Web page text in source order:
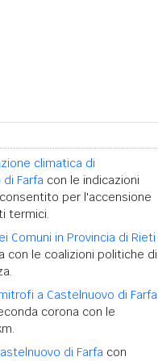
climatica di
di Farfa con le indicazioni
per l'accensione
termici.
Comuni in Provincia di Rieti
con le coalizioni politiche di
a Castelnuovo di Farfa
corona con le
di Farfa con